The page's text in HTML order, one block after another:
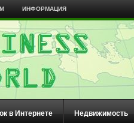
ИНФОРМАЦИЯ
в Интернете Недвижимость